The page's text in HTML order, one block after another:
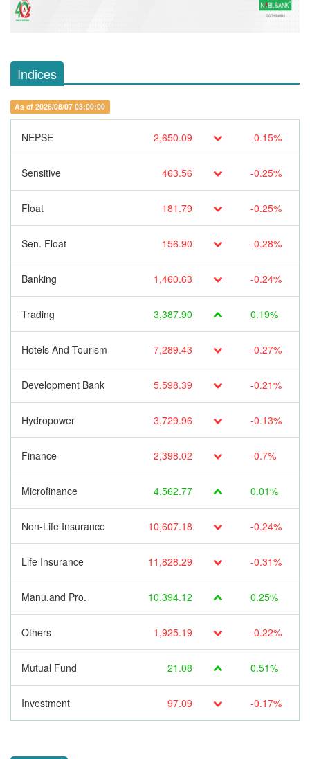
Indices
As of 2026/08/07 03:00:00
NEPSE 2,650.09 -0.15%
Sensitive 463.56 -0.25%
Float 181.79 -0.25%
Sen. Float 156.90 -0.28%
Banking 1,460.63 -0.24%
Trading 3,387.90 0.19%
Hotels And Tourism 7,289.43 -0.27%
Development Bank 5,598.39 -0.21%
Hydropower 3,729.96 -0.13%
Finance 2,398.02 -0.7%
Microfinance 4,562.77 0.01%
Non-Life Insurance 10,607.18 -0.24%
Life Insurance 11,828.29 -0.31%
Manu.and Pro. 10,394.12 0.25%
Others 1,925.19 -0.22%
Mutual Fund 21.08 0.51%
Investment 97.09 -0.17%